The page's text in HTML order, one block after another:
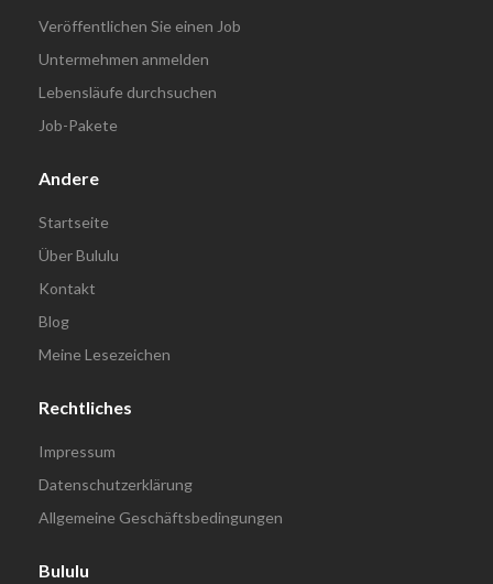
Veröffentlichen Sie einen Job
Untermehmen anmelden
Lebensläufe durchsuchen
Job-Pakete
Andere
Startseite
Über Bululu
Kontakt
Blog
Meine Lesezeichen
Rechtliches
Impressum
Datenschutzerklärung
Allgemeine Geschäftsbedingungen
Bululu